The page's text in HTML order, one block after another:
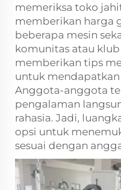
memeriksa toko
memberikan harga
beberapa mesin
komunitas atau
memberikan tips
untuk
Anggota-anggota
pengalaman
rahasia. Jadi,
opsi untuk
sesuai dengan